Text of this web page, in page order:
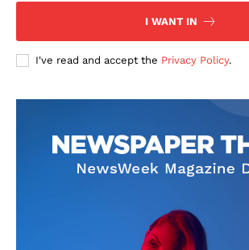
I WANT IN
I've read and accept the Privacy Policy.